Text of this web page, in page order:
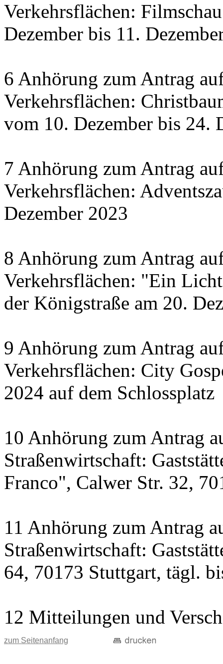
Verkehrsflächen:
Dezember bis 11.
6 Anhörung zum Antrag
Verkehrsflächen:
vom 10. Dezember bis 24.
7 Anhörung zum Antrag
Verkehrsflächen:
Dezember 2023
8 Anhörung zum Antrag
Verkehrsflächen: "Ein
der Königstraße am 20.
9 Anhörung zum Antrag
Verkehrsflächen: City
2024 auf dem Schlossplatz
10 Anhörung zum Antrag
Straßenwirtschaft:
Franco", Calwer Str. 32,
11 Anhörung zum Antrag
Straßenwirtschaft:
64, 70173 Stuttgart, tägl.
12 Mitteilungen und
zum Seitenanfang